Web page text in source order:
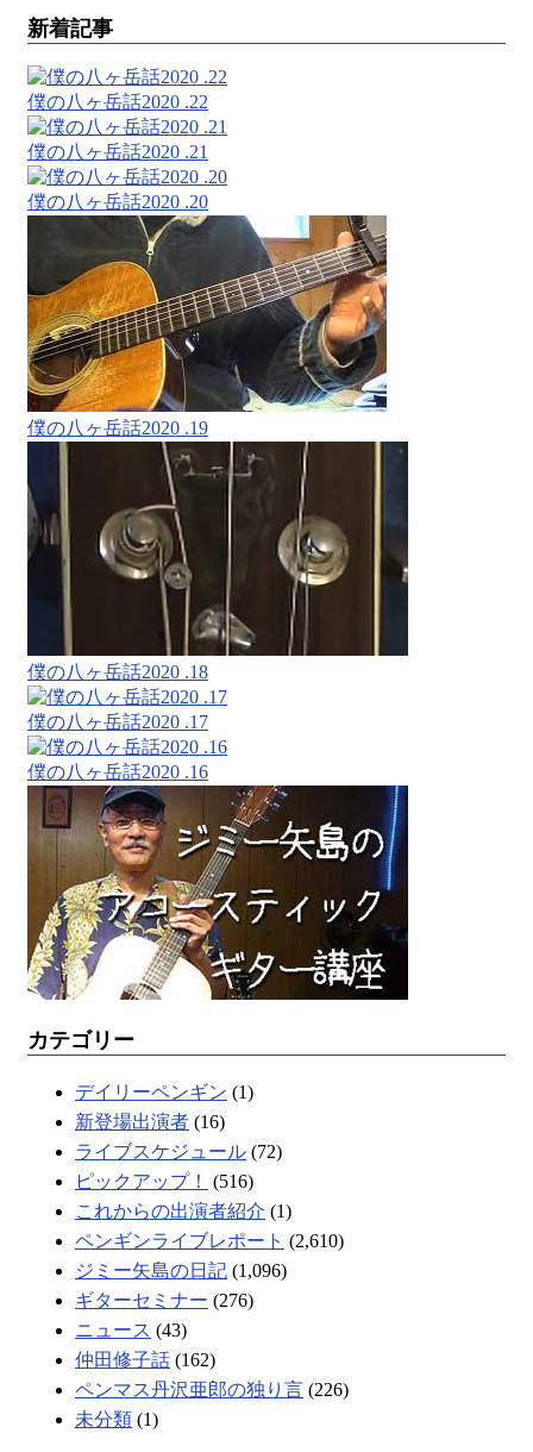
新着記事
僕の八ヶ岳話2020 .22
僕の八ヶ岳話2020 .21
僕の八ヶ岳話2020 .20
僕の八ヶ岳話2020 .19
僕の八ヶ岳話2020 .18
僕の八ヶ岳話2020 .17
僕の八ヶ岳話2020 .16
カテゴリー
デイリーペンギン (1)
新登場出演者 (16)
ライブスケジュール (72)
ピックアップ！
(516)
これからの出演者紹介 (1)
ペンギンライブレポート (2,610)
ジミー矢島の日記 (1,096)
ギターセミナー (276)
ニュース (43)
仲田修子話 (162)
ペンマス丹沢亜郎の独り言 (226)
未分類 (1)